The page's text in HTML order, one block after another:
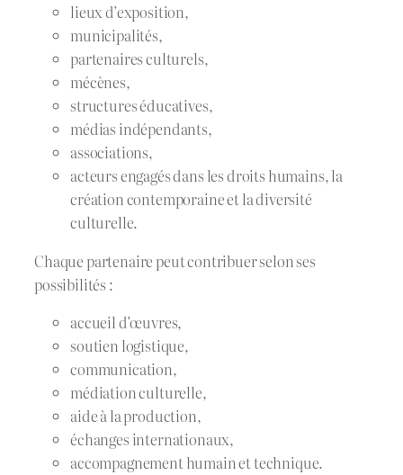
lieux d’exposition,
municipalités,
partenaires culturels,
mécènes,
structures éducatives,
médias indépendants,
associations,
acteurs engagés dans les droits humains, la
création contemporaine et la diversité
culturelle.
Chaque partenaire peut contribuer selon ses
possibilités :
accueil d’œuvres,
soutien logistique,
communication,
médiation culturelle,
aide à la production,
échanges internationaux,
accompagnement humain et technique.